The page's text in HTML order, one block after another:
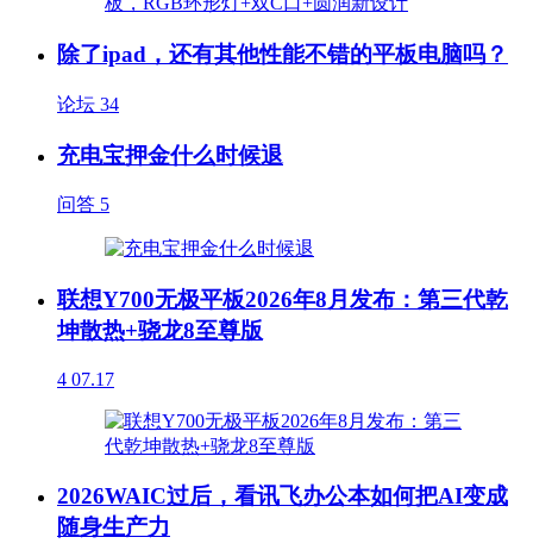
除了ipad，还有其他性能不错的平板电脑吗？
论坛 34
充电宝押金什么时候退
问答 5
联想Y700无极平板2026年8月发布：第三代乾
坤散热+骁龙8至尊版
4 07.17
2026WAIC过后，看讯飞办公本如何把AI变成
随身生产力